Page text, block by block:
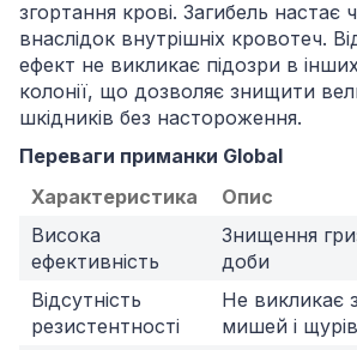
згортання крові. Загибель настає
внаслідок внутрішніх кровотеч.
ефект не викликає підозри в
колонії, що дозволяє знищити
шкідників без настороження.
Переваги приманки Global
Характеристика
Опис
Висока
ефективність
Знищення
доби
Відсутність
резистентності
Не викликає
мишей і щурів